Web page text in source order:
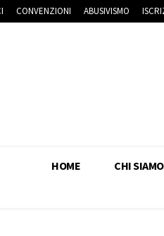
CONVENZIONI ABUSIVISMO
HOME CHI SIAMO